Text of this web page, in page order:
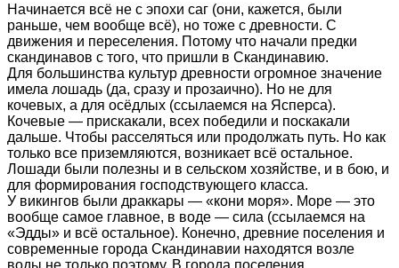
Начинается всё не с эпохи саг (они, кажется, были
раньше, чем вообще всё), но тоже с древности. С
движения и переселения. Потому что начали предки
скандинавов с того, что пришли в Скандинавию.
Для большинства культур древности огромное значение
имела лошадь (да, сразу и прозаично). Но не для
кочевых, а для осёдлых (ссылаемся на Ясперса).
Кочевые — прискакали, всех победили и поскакали
дальше. Чтобы расселяться или продолжать путь. Но как
только все приземляются, возникает всё остальное.
Лошади были полезны и в сельском хозяйстве, и в бою, и
для формирования господствующего класса.
У викингов были драккары — «кони моря». Море — это
вообще самое главное, в воде — сила (ссылаемся на
«Эдды» и всё остальное). Конечно, древние поселения и
современные города Скандинавии находятся возле
воды не только поэтому. В города поселения